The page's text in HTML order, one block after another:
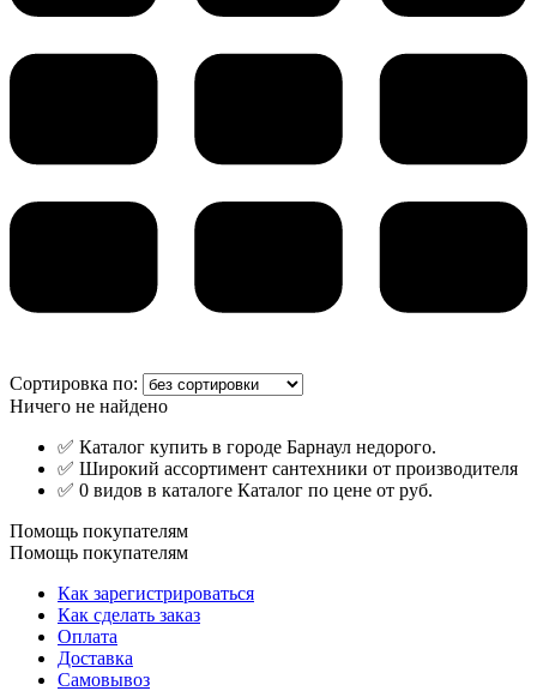
Сортировка по:
Ничего не найдено
✅ Каталог купить в городе Барнаул недорого.
✅ Широкий ассортимент сантехники от производителя
✅ 0 видов в каталоге Каталог по цене от руб.
Помощь покупателям
Помощь покупателям
Как зарегистрироваться
Как сделать заказ
Оплата
Доставка
Самовывоз